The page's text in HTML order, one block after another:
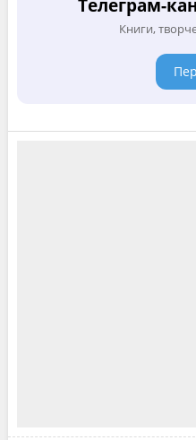
Телеграм-
Книги,